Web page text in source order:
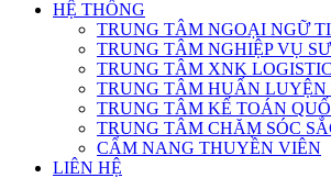
HỆ THỐNG
TRUNG TÂM NGOẠI NGỮ
TRUNG TÂM NGHIỆP VỤ
TRUNG TÂM XNK
TRUNG TÂM HUẤN
TRUNG TÂM KẾ TOÁN
TRUNG TÂM CHĂM SÓC
CẨM NANG THUYỀN VIÊN
LIÊN HỆ